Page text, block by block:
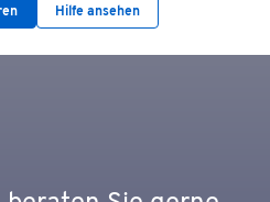
Hilfe ansehen